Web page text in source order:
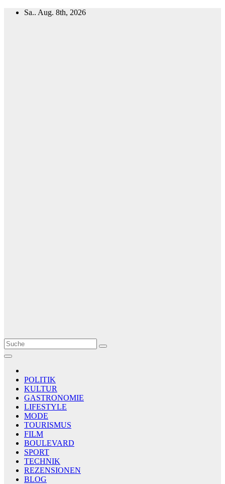
Zum
Sa.. Aug. 8th, 2026
Le Matin
AGENCE DE PRESSE
POLITIK
KULTUR
GASTRONOMIE
LIFESTYLE
MODE
TOURISMUS
FILM
BOULEVARD
SPORT
TECHNIK
REZENSIONEN
BLOG